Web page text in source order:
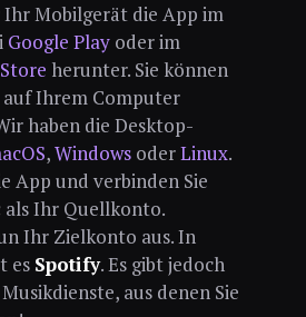
Ihr Mobilgerät die App im
Google Playoder im
herunter. Sie können
auf Ihrem Computer
haben die Desktop-
,WindowsoderLinux.
App und verbinden Sie
als Ihr Quellkonto.
Ihr Zielkonto aus. In
es Spotify. Es gibt jedoch
aus denen Sie